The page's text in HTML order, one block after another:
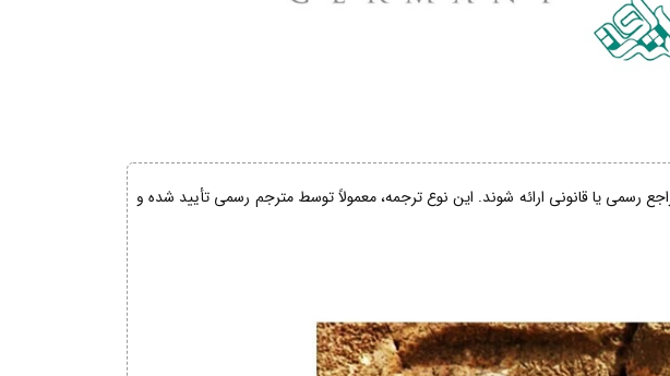
رسمی یا قانونی ارائه شوند. این نوع ترجمه، معمولاً توسط مترجم رسمی تأیید شده و